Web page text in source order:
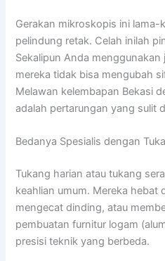
Gerakan mikroskopis ini lama-
pelindung retak. Celah inilah
Sekalipun Anda
mereka tidak bisa mengubah
Melawan kelembapan Bekasi
adalah pertarungan yang sulit
Bedanya Spesialis dengan
Tukang harian atau tukang
keahlian umum. Mereka hebat
mengecat dinding, atau
pembuatan furnitur logam
presisi teknik yang berbeda.